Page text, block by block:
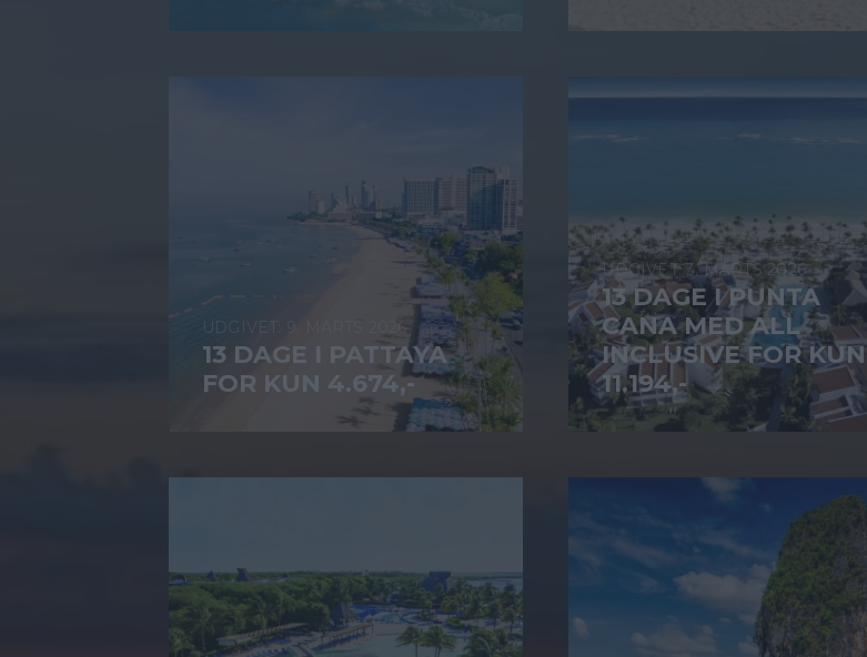
9. MARTS 2026
13 DAGE I PATTAYA
FOR KUN 4.674,-
3. MARTS 2026
13 DAGE I PUNTA
CANA MED ALL
INCLUSIVE FOR KUN
11.194,-